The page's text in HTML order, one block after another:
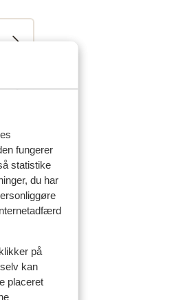
fungerer
statistike
du har
på
kan
placeret